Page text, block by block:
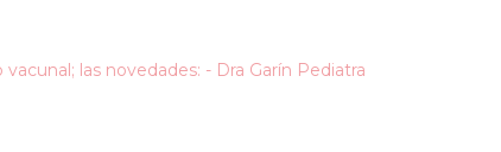
las novedades: - Dra Garín Pediatra